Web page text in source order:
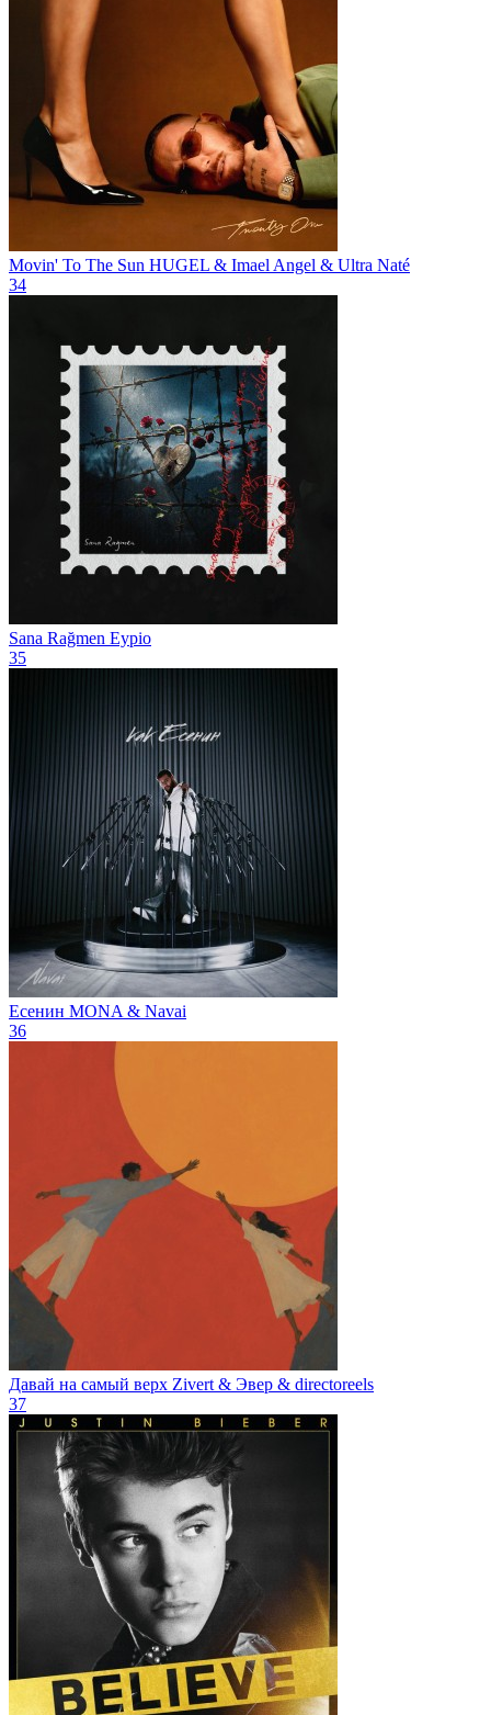
Movin' To The Sun HUGEL & Imael Angel & Ultra Naté
34
Sana Rağmen Eypio
35
Есенин MONA & Navai
36
Давай на самый верх Zivert & Эвер & directoreels
37